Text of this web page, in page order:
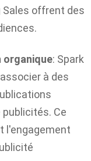
Sales offrent des
organique: Spark
à des
Ce
l'engagement